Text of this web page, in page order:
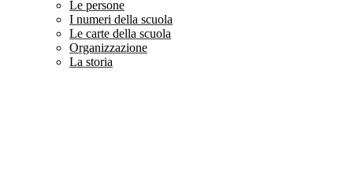
Le persone
I numeri della scuola
Le carte della scuola
Organizzazione
La storia